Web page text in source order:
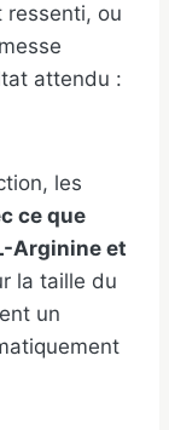
ou
attendu :
les
ce que
Arginine et
la taille du
un